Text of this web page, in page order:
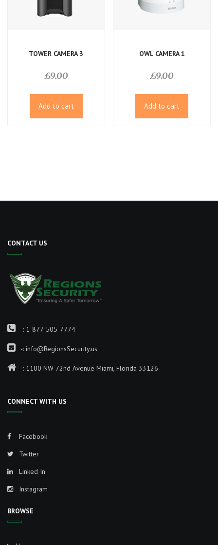
TOWER CAMERA 3
£9.00
Add to cart
OWL CAMERA 1
£9.00
Add to cart
CONTACT US
-: 1-877-505-7774
-: info@RegionsSecurity.us
-: 1100 NW 72nd Avenue Miami, Florida 33126
CONNECT WITH US
Facebook
Twitter
Linked In
Instagram
BROWSE